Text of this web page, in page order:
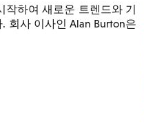
하여 새로운 트렌드와 기
회사 이사인 Alan Burton은